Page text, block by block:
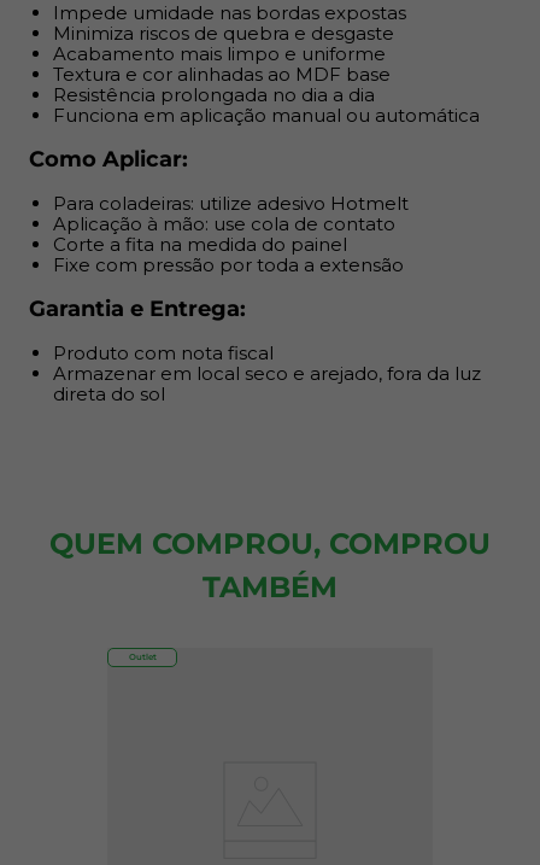
Produto com nota fiscal
Armazenar em local seco e arejado, fora da luz direta
do sol
Impede umidade nas bordas expostas
Minimiza riscos de quebra e desgaste
Acabamento mais limpo e uniforme
Textura e cor alinhadas ao MDF base
Resistência prolongada no dia a dia
Funciona em aplicação manual ou automática
Como Aplicar:
Para coladeiras: utilize adesivo Hotmelt
Aplicação à mão: use cola de contato
Corte a fita na medida do painel
Fixe com pressão por toda a extensão
Garantia e Entrega:
Produto com nota fiscal
Armazenar em local seco e arejado, fora da luz
direta do sol
QUEM COMPROU, COMPROU
TAMBÉM
Outlet